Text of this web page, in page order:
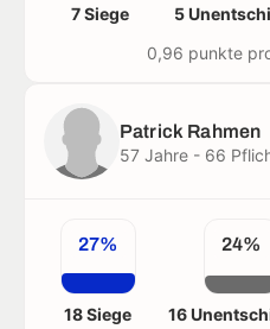
7 Siege 5
0,96 punkte
Patrick Rahmen
57 Jahre - 66
27%
18 Siege
24%
16